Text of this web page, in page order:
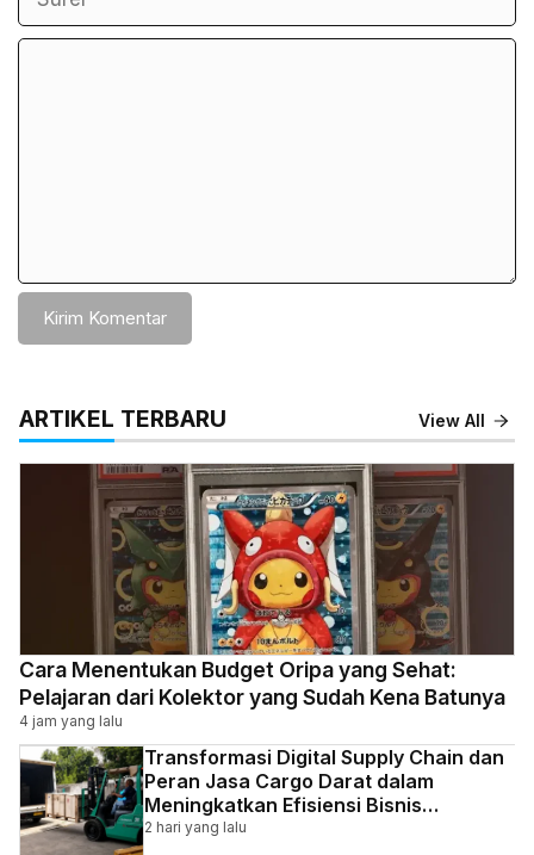
ARTIKEL TERBARU View All
Cara Menentukan Budget Oripa yang Sehat:
Pelajaran dari Kolektor yang Sudah Kena Batunya
4 jam yang lalu
Transformasi Digital Supply Chain dan
Peran Jasa Cargo Darat dalam
Meningkatkan Efisiensi Bisnis
Indonesia
2 hari yang lalu